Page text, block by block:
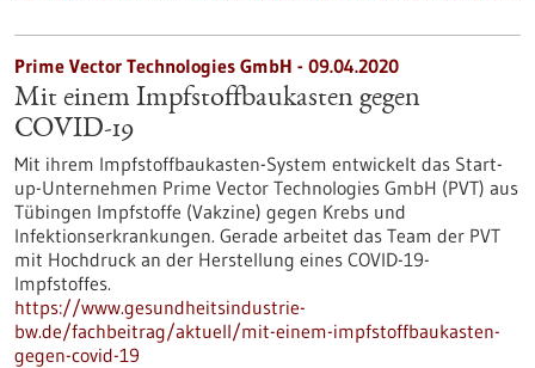
Prime Vector Technologies GmbH - 09.04.2020
Mit einem Impfstoffbaukasten gegen
COVID-19
Mit ihrem Impfstoffbaukasten-System entwickelt das Start-
up-Unternehmen Prime Vector Technologies GmbH (PVT) aus
Tübingen Impfstoffe (Vakzine) gegen Krebs und
Infektionserkrankungen. Gerade arbeitet das Team der PVT
mit Hochdruck an der Herstellung eines COVID-19-
Impfstoffes.
https://www.gesundheitsindustrie-
bw.de/fachbeitrag/aktuell/mit-einem-impfstoffbaukasten-
gegen-covid-19